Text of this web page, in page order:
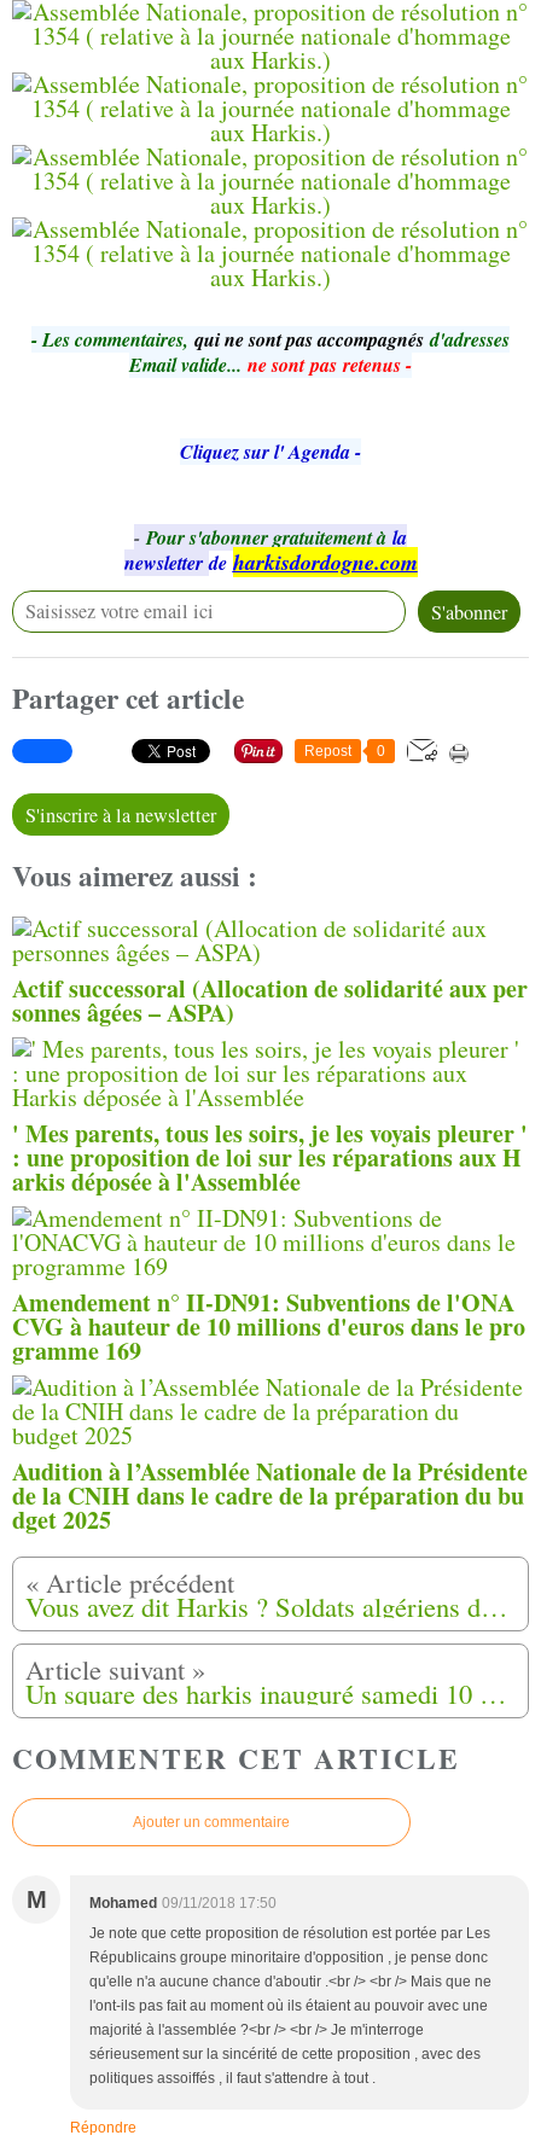
- Les commentaires, qui ne sont pas accompagnésd'adresses
Email valide... ne sont pas retenus -
Cliquez sur l' Agenda -
- Pour s'abonner gratuitement à la
newsletter de harkisdordogne.com
Partager cet article
Repost 0
S'inscrire à la newsletter
Vous aimerez aussi :
Actif successoral (Allocation de solidarité aux per
sonnes âgées – ASPA)
' Mes parents, tous les soirs, je les voyais pleurer '
: une proposition de loi sur les réparations aux H
arkis déposée à l'Assemblée
Amendement n° II-DN91: Subventions de l'ONA
CVG à hauteur de 10 millions d'euros dans le pro
gramme 169
Audition à l’Assemblée Nationale de la Présidente
de la CNIH dans le cadre de la préparation du bu
dget 2025
Vous avez dit Harkis ? Soldats algériens dans l’armée française, XIX-XXe siècle.
Un square des harkis inauguré samedi 10 novembre 2018 à Ingré (45)
COMMENTER CET ARTICLE
Ajouter un commentaire
M Mohamed 09/11/2018 17:50
Je note que cette proposition de résolution est portée par Les
Républicains groupe minoritaire d'opposition , je pense donc
qu'elle n'a aucune chance d'aboutir .<br /> <br /> Mais que ne
l'ont-ils pas fait au moment où ils étaient au pouvoir avec une
majorité à l'assemblée ?<br /> <br /> Je m'interroge
sérieusement sur la sincérité de cette proposition , avec des
politiques assoiffés , il faut s'attendre à tout .
Répondre